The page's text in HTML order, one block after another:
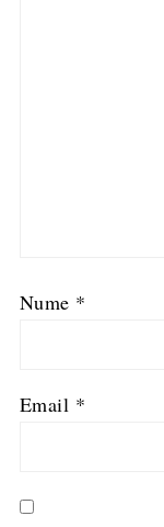
Nume *
Email *